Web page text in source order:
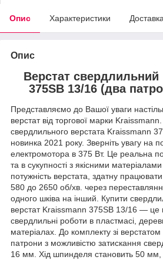
Опис Характеристики Доставка
Опис
Верстат свердлильний
375SB 13/16 (два
Представляємо до Вашої уваги
верстат від торгової марки
свердлильного верстата Kraissmann
новинка 2021 року. Зверніть увагу на
електромотора в 375 Вт. Це реальна
та в сукупності з якісними
потужність верстата, здатну
580 до 2650 об/хв. через
одного шківа на інший. Купити
верстат Kraissmann 375SB 13/16 — це
свердлильні роботи в пластмасі,
матеріалах. До комплекту зі верстатом
патрони з можливістю затискання
16 мм. Хід шпинделя становить 50 мм,